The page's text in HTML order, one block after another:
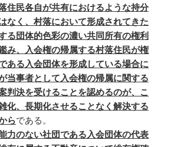
住民各自が共有におけるような持分
なく、村落において形成されてきた
る団体的色彩の濃い共同所有の権利
み、入会権の帰属する村落住民が権
ある入会団体を形成している場合に
当事者として入会権の帰属に関する
判決を受けることを認めるのが、こ
化、長期化させることなく解決する
らである。
力のない社団である入会団体の代表